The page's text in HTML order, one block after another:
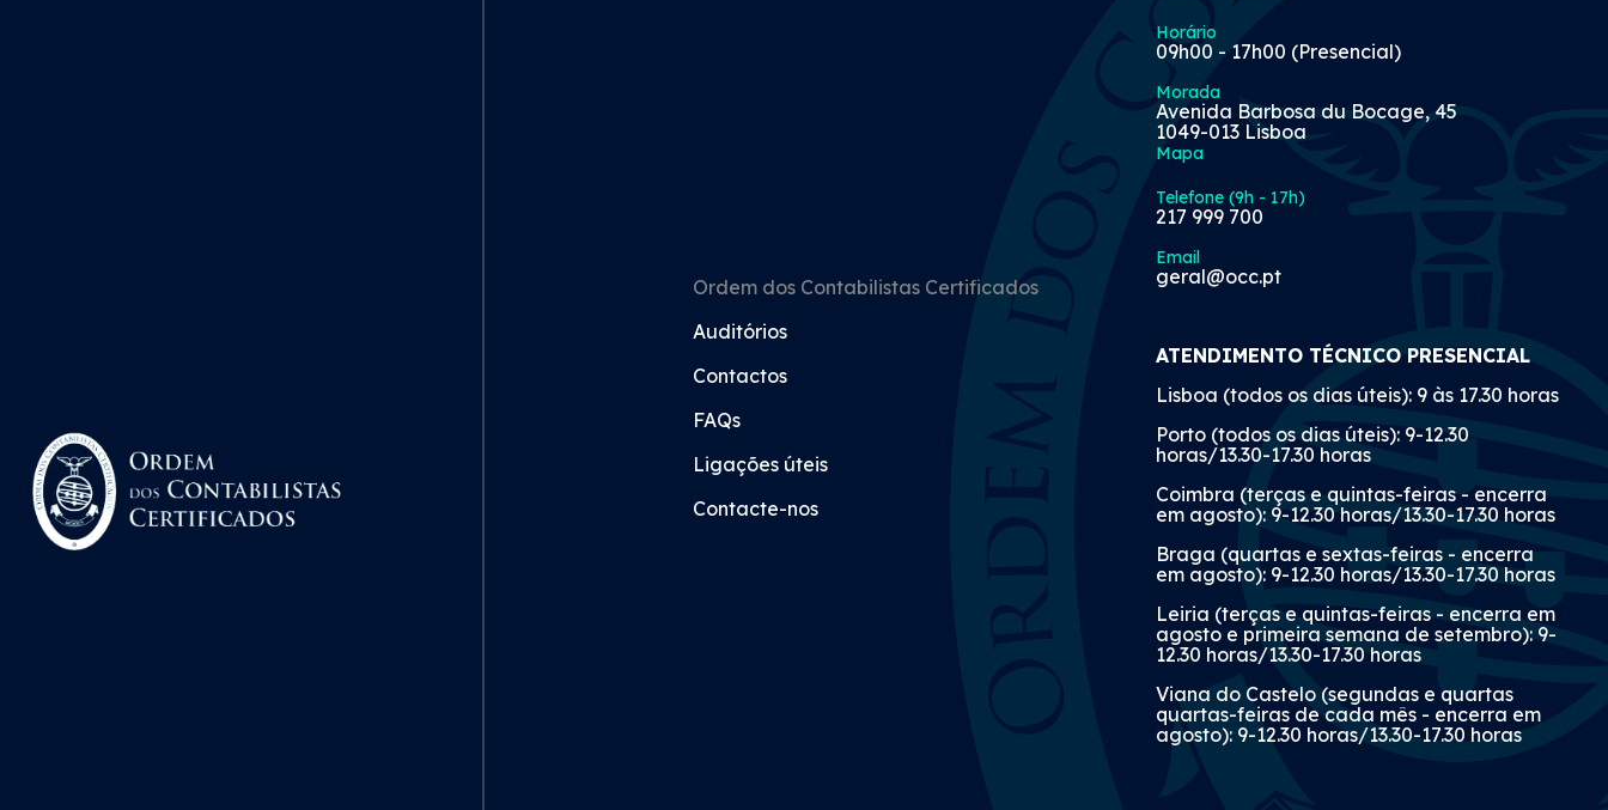
Ordem dos Contabilistas Certificados
Auditórios
Contactos
FAQs
Ligações úteis
Contacte-nos
Horário
09h00 - 17h00 (Presencial)
Morada
Avenida Barbosa du Bocage, 45
1049-013 Lisboa
Mapa
Telefone (9h - 17h)
217 999 700
Email
geral@occ.pt
ATENDIMENTO TÉCNICO PRESENCIAL
Lisboa (todos os dias úteis): 9 às 17.30 horas
Porto (todos os dias úteis): 9-12.30
horas/13.30-17.30 horas
Coimbra (terças e quintas-feiras - encerra
em agosto): 9-12.30 horas/13.30-17.30 horas
Braga (quartas e sextas-feiras - encerra
em agosto): 9-12.30 horas/13.30-17.30 horas
Leiria (terças e quintas-feiras - encerra em
agosto e primeira semana de setembro): 9-
12.30 horas/13.30-17.30 horas
Viana do Castelo (segundas e quartas
quartas-feiras de cada mês - encerra em
agosto): 9-12.30 horas/13.30-17.30 horas